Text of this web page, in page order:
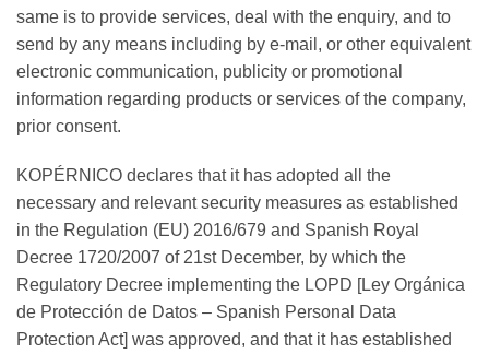
same is to provide services, deal with the enquiry, and to
send by any means including by e-mail, or other equivalent
electronic communication, publicity or promotional
information regarding products or services of the company,
prior consent.
KOPÉRNICO declares that it has adopted all the
necessary and relevant security measures as established
in the Regulation (EU) 2016/679 and Spanish Royal
Decree 1720/2007 of 21st December, by which the
Regulatory Decree implementing the LOPD [Ley Orgánica
de Protección de Datos – Spanish Personal Data
Protection Act] was approved, and that it has established